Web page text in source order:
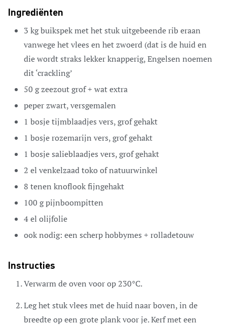
Ingrediënten
3 kgbuikspekmet het stuk uitgebeende rib eraan
vanwege het vlees en het zwoerd (dat is de huid en
die wordt straks lekker knapperig, Engelsen noemen
dit ‘crackling’
50 gzeezoutgrof + wat extra
peperzwart, versgemalen
1 bosjetijmblaadjes vers, grof gehakt
1 bosjerozemarijn vers, grof gehakt
1 bosjesalieblaadjes vers, grof gehakt
2 el venkelzaadtoko of natuurwinkel
8 tenen knoflookfijngehakt
100 gpijnboompitten
4el olijfolie
ook nodig: een scherp hobbymes + rolladetouw
Instructies
Verwarm de oven voor op 230°C.
Leg het stuk vlees met de huid naar boven, in de
breedte op een grote plank voor je. Kerf met een